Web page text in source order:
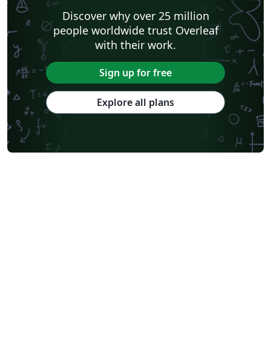
Discover why over 25 million
people worldwide trust Overleaf
with their work.
Sign up for free
Explore all plans